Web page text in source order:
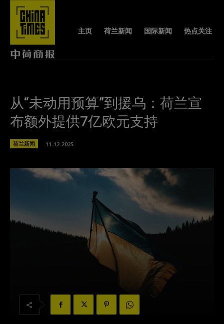
主页 荷兰新闻 国际新闻 热点关注
从“未动用预算”到援乌：荷兰宣
布额外提供7亿欧元支持
荷兰新闻 11-12-2025